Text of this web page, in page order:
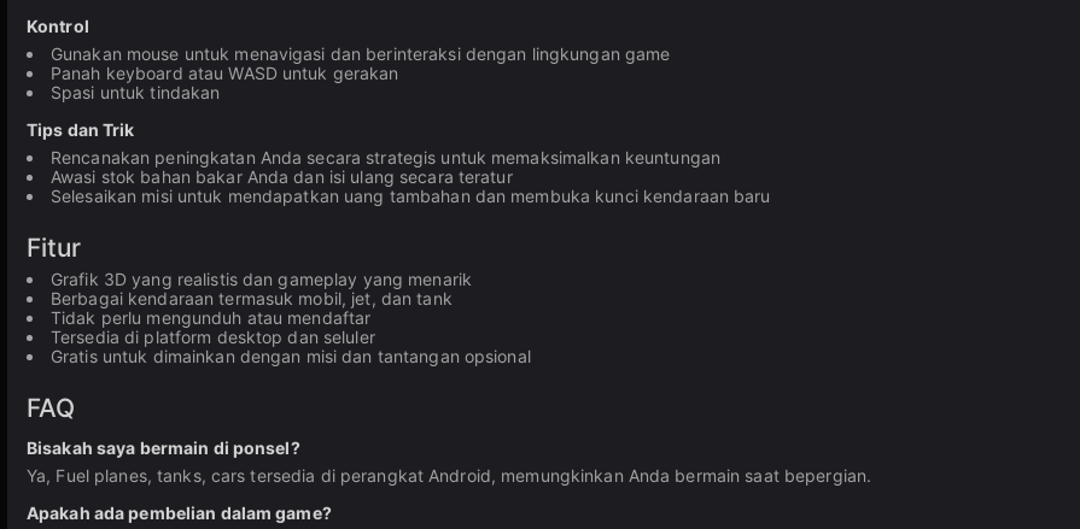
Kontrol
Gunakan mouse untuk menavigasi dan berinteraksi dengan lingkungan game
Panah keyboard atau WASD untuk gerakan
Spasi untuk tindakan
Tips dan Trik
Rencanakan peningkatan Anda secara strategis untuk memaksimalkan keuntungan
Awasi stok bahan bakar Anda dan isi ulang secara teratur
Selesaikan misi untuk mendapatkan uang tambahan dan membuka kunci kendaraan baru
Fitur
Grafik 3D yang realistis dan gameplay yang menarik
Berbagai kendaraan termasuk mobil, jet, dan tank
Tidak perlu mengunduh atau mendaftar
Tersedia di platform desktop dan seluler
Gratis untuk dimainkan dengan misi dan tantangan opsional
FAQ
Bisakah saya bermain di ponsel?
Ya, Fuel planes, tanks, cars tersedia di perangkat Android, memungkinkan Anda bermain saat bepergian.
Apakah ada pembelian dalam game?